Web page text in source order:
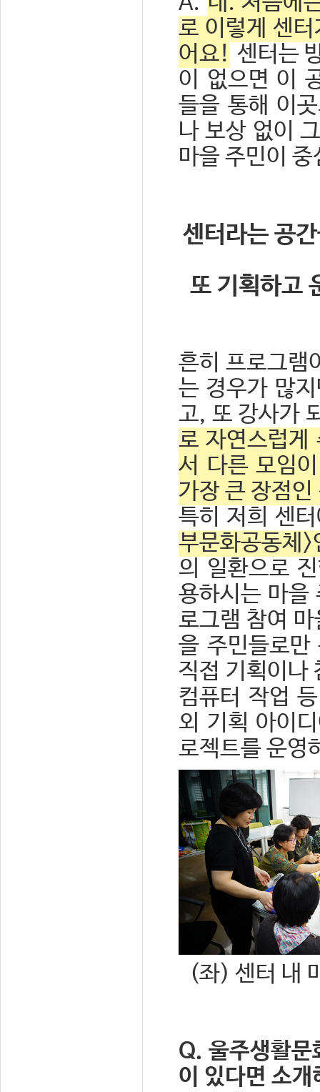
로 이렇게 센
어요! 센터는
이 없으면 이
들을 통해 이
나 보상 없이
마을 주민이
센터라는 공
또 기획하고
흔히 프로그램
는 경우가 많
고, 또 강사가
로 자연스럽게
서 다른 모임
가장 큰 장점
특히 저희 센
부문화공동체
의 일환으로
용하시는 마을
로그램 참여
을 주민들로만
직접 기획이나
컴퓨터 작업
외 기획 아이
로젝트를 운영
(좌) 센터 내
Q. 울주생활문
이 있다면 소